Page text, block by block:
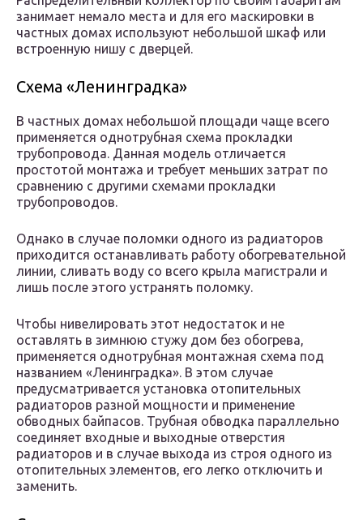
занимает немало места и для его маскировки в
частных домах используют небольшой шкаф или
встроенную нишу с дверцей.
Схема «Ленинградка»
В частных домах небольшой площади чаще всего
применяется однотрубная схема прокладки
трубопровода. Данная модель отличается
простотой монтажа и требует меньших затрат по
сравнению с другими схемами прокладки
трубопроводов.
Однако в случае поломки одного из радиаторов
приходится останавливать работу обогревательной
линии, сливать воду со всего крыла магистрали и
лишь после этого устранять поломку.
Чтобы нивелировать этот недостаток и не
оставлять в зимнюю стужу дом без обогрева,
применяется однотрубная монтажная схема под
названием «Ленинградка». В этом случае
предусматривается установка отопительных
радиаторов разной мощности и применение
обводных байпасов. Трубная обводка параллельно
соединяет входные и выходные отверстия
радиаторов и в случае выхода из строя одного из
отопительных элементов, его легко отключить и
заменить.